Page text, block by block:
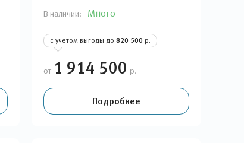
В наличии: Много
с учетом выгоды до 820 500 р.
от 1 914 500 р.
Подробнее